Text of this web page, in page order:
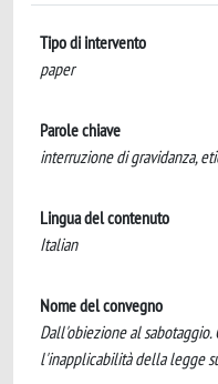
Tipo di intervento
paper
Parole chiave
interruzione di gravidanza,
Lingua del contenuto
Italian
Nome del convegno
Dall'obiezione al sabotaggio.
l'inapplicabilità della legge